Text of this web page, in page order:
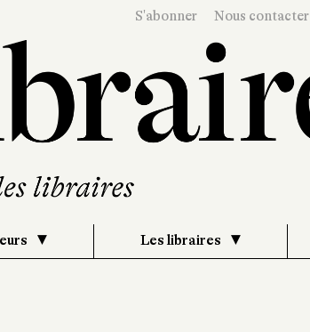
S'abonner Nous contacter
Les libraires